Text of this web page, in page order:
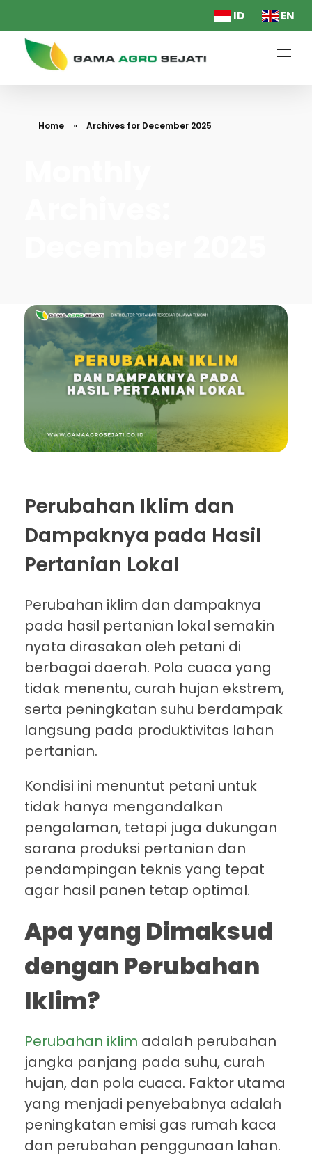
PT. Gama Agro Sejati
Home » Archives for December 2025
Perubahan Iklim dan
Dampaknya pada Hasil
Pertanian Lokal
Perubahan iklim dan dampaknya
pada hasil pertanian lokal semakin
nyata dirasakan oleh petani di
berbagai daerah. Pola cuaca yang
tidak menentu, curah hujan ekstrem,
serta peningkatan suhu berdampak
langsung pada produktivitas lahan
pertanian.
Kondisi ini menuntut petani untuk
tidak hanya mengandalkan
pengalaman, tetapi juga dukungan
sarana produksi pertanian dan
pendampingan teknis yang tepat
agar hasil panen tetap optimal.
Apa yang Dimaksud
dengan Perubahan
Iklim?
Perubahan iklim adalah perubahan
jangka panjang pada suhu, curah
hujan, dan pola cuaca. Faktor utama
yang menjadi penyebabnya adalah
peningkatan emisi gas rumah kaca
dan perubahan penggunaan lahan.
EN
ID